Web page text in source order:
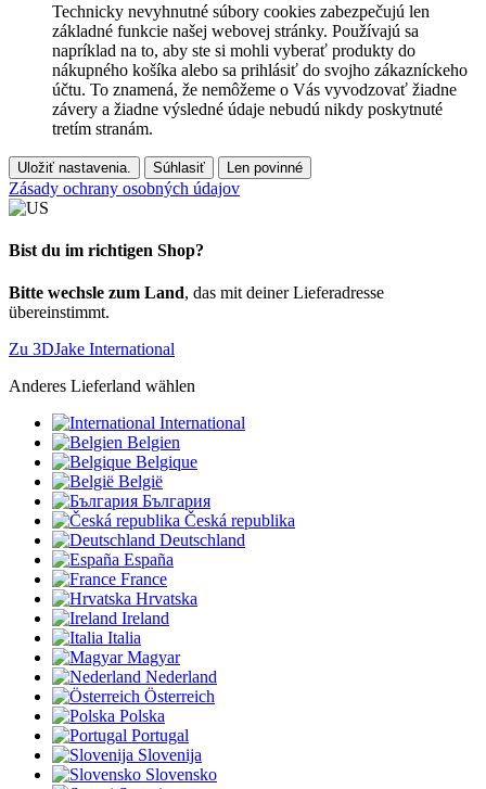
Technicky nevyhnutné súbory cookies zabezpečujú len
základné funkcie našej webovej stránky. Používajú sa
napríklad na to, aby ste si mohli vyberať produkty do
nákupného košíka alebo sa prihlásiť do svojho zákazníckeho
účtu. To znamená, že nemôžeme o Vás vyvodzovať žiadne
závery a žiadne výsledné údaje nebudú nikdy poskytnuté
tretím stranám.
Uložiť nastavenia. Súhlasiť Len povinné
Zásady ochrany osobných údajov
Bist du im richtigen Shop?
Bitte wechsle zum Land, das mit deiner Lieferadresse
übereinstimmt.
Zu 3DJake International
Anderes Lieferland wählen
International
Belgien
Belgique
België
България
Česká republika
Deutschland
España
France
Hrvatska
Ireland
Italia
Magyar
Nederland
Österreich
Polska
Portugal
Slovenija
Slovensko